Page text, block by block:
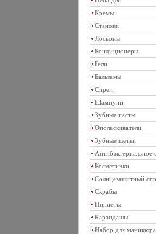
Кремы
Станоки
Лосьоны
Кондиционеры
Гели
Бальзамы
Спреи
Шампуни
Зубные пасты
Ополаскиватели
Зубные щетки
Антибактериальное
Косметички
Солнцезащитный
Скрабы
Пинцеты
Карандашы
Набор для маникюра